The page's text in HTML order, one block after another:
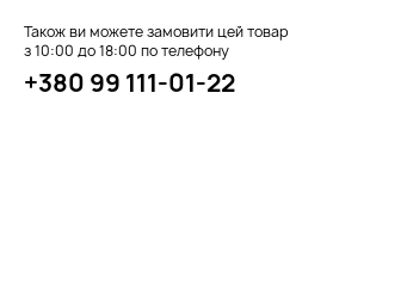
Також ви можете замовити цей товар
з 10:00 до 18:00 по телефону
+380 99 111-01-22